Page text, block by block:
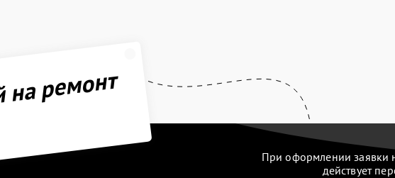
ремонт
При оформлении заявки
действует